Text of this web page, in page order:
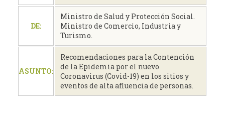
DE:
Ministro de Salud y Protección Social.
Ministro de Comercio, Industria y
Turismo.
ASUNTO:
Recomendaciones para la Contención
de la Epidemia por el nuevo
Coronavirus (Covid-19) en los sitios y
eventos de alta afluencia de personas.